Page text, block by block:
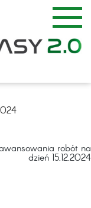
robót na
dzień 15.12.2024